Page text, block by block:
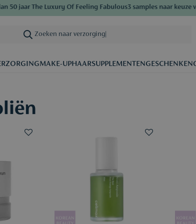
jaar The Luxury Of Feeling Fabulous3 samples naar keuze
Zoeken naar verzorging|
MAKE-UPHAARSUPPLEMENTENGESCHENKEN